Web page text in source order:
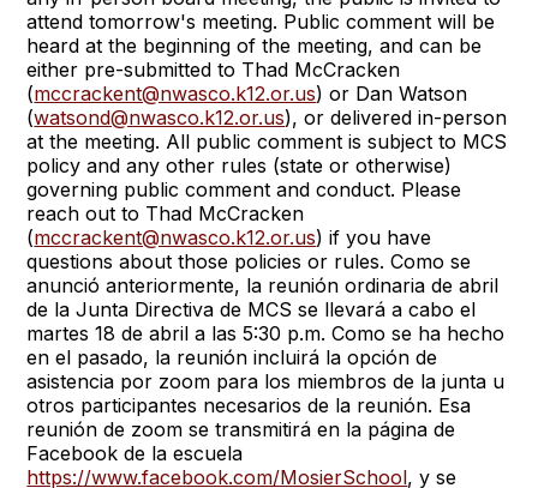
attend tomorrow's meeting. Public comment will be
heard at the beginning of the meeting, and can be
either pre-submitted to Thad McCracken
(mccrackent@nwasco.k12.or.us) or Dan Watson
(watsond@nwasco.k12.or.us), or delivered in-person
at the meeting. All public comment is subject to MCS
policy and any other rules (state or otherwise)
governing public comment and conduct. Please
reach out to Thad McCracken
(mccrackent@nwasco.k12.or.us) if you have
questions about those policies or rules. Como se
anunció anteriormente, la reunión ordinaria de abril
de la Junta Directiva de MCS se llevará a cabo el
martes 18 de abril a las 5:30 p.m. Como se ha hecho
en el pasado, la reunión incluirá la opción de
asistencia por zoom para los miembros de la junta u
otros participantes necesarios de la reunión. Esa
reunión de zoom se transmitirá en la página de
Facebook de la escuela
https://www.facebook.com/MosierSchool, y se